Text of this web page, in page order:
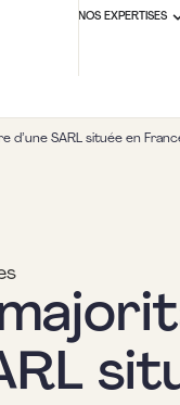
NOS EXPERTISES
d’une SARL située en